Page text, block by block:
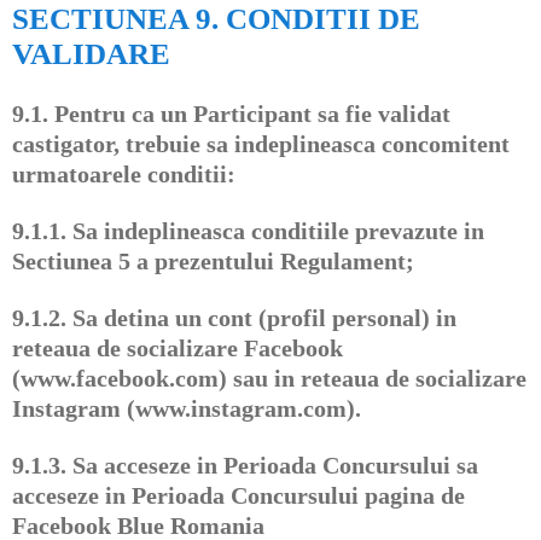
SECTIUNEA 9. CONDITII DE
VALIDARE
9.1. Pentru ca un Participant sa fie validat
castigator, trebuie sa indeplineasca concomitent
urmatoarele conditii:
9.1.1. Sa indeplineasca conditiile prevazute in
Sectiunea 5 a prezentului Regulament;
9.1.2. Sa detina un cont (profil personal) in
reteaua de socializare Facebook
(www.facebook.com) sau in reteaua de socializare
Instagram (www.instagram.com).
9.1.3. Sa acceseze in Perioada Concursului sa
acceseze in Perioada Concursului pagina de
Facebook Blue Romania